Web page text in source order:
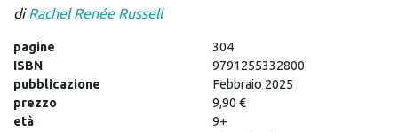
diRachel Renée Russell
pagine
304
ISBN
9791255332800
pubblicazione
Febbraio 2025
prezzo
9,90 €
età
9+